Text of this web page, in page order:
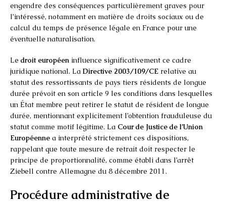
engendre des conséquences particulièrement graves pour
l’intéressé, notamment en matière de droits sociaux ou de
calcul du temps de présence légale en France pour une
éventuelle naturalisation.
Le droit européen influence significativement ce cadre
juridique national. La Directive 2003/109/CE relative au
statut des ressortissants de pays tiers résidents de longue
durée prévoit en son article 9 les conditions dans lesquelles
un État membre peut retirer le statut de résident de longue
durée, mentionnant explicitement l’obtention frauduleuse du
statut comme motif légitime. La Cour de Justice de l’Union
Européenne a interprété strictement ces dispositions,
rappelant que toute mesure de retrait doit respecter le
principe de proportionnalité, comme établi dans l’arrêt
Ziebell contre Allemagne du 8 décembre 2011.
Procédure administrative de